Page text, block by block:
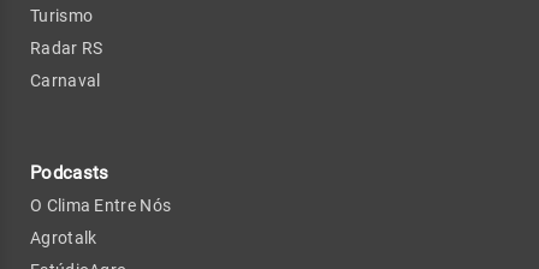
Turismo
Radar RS
Carnaval
Podcasts
O Clima Entre Nós
Agrotalk